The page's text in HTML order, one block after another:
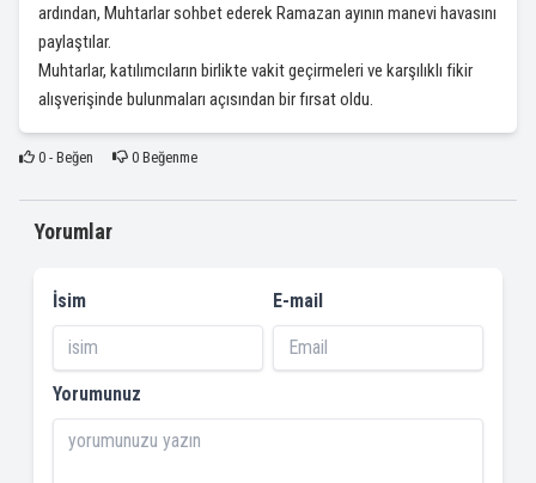
ardından, Muhtarlar sohbet ederek Ramazan ayının manevi havasını
paylaştılar.
Muhtarlar, katılımcıların birlikte vakit geçirmeleri ve karşılıklı fikir
alışverişinde bulunmaları açısından bir fırsat oldu.
0- Beğen 0Beğenme
Yorumlar
İsim E-mail
Yorumunuz